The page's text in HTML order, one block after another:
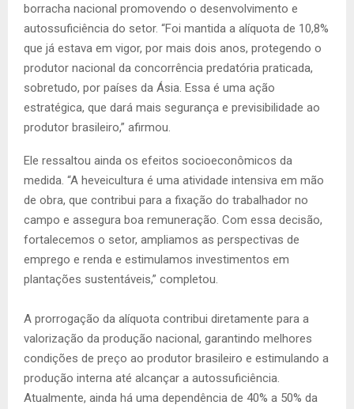
borracha nacional promovendo o desenvolvimento e
autossuficiência do setor. “Foi mantida a alíquota de 10,8%
que já estava em vigor, por mais dois anos, protegendo o
produtor nacional da concorrência predatória praticada,
sobretudo, por países da Ásia. Essa é uma ação
estratégica, que dará mais segurança e previsibilidade ao
produtor brasileiro,” afirmou.
Ele ressaltou ainda os efeitos socioeconômicos da
medida. “A heveicultura é uma atividade intensiva em mão
de obra, que contribui para a fixação do trabalhador no
campo e assegura boa remuneração. Com essa decisão,
fortalecemos o setor, ampliamos as perspectivas de
emprego e renda e estimulamos investimentos em
plantações sustentáveis,” completou.
A prorrogação da alíquota contribui diretamente para a
valorização da produção nacional, garantindo melhores
condições de preço ao produtor brasileiro e estimulando a
produção interna até alcançar a autossuficiência.
Atualmente, ainda há uma dependência de 40% a 50% da